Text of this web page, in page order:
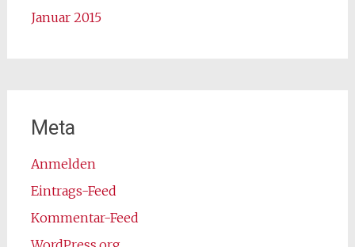
Januar 2015
Meta
Anmelden
Eintrags-Feed
Kommentar-Feed